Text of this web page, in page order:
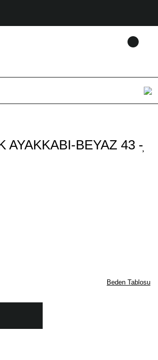
AYAKKABI-BEYAZ 43 -
Beden Tablosu